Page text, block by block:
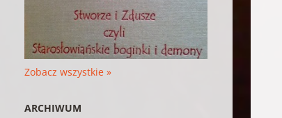
Zobacz wszystkie »
ARCHIWUM